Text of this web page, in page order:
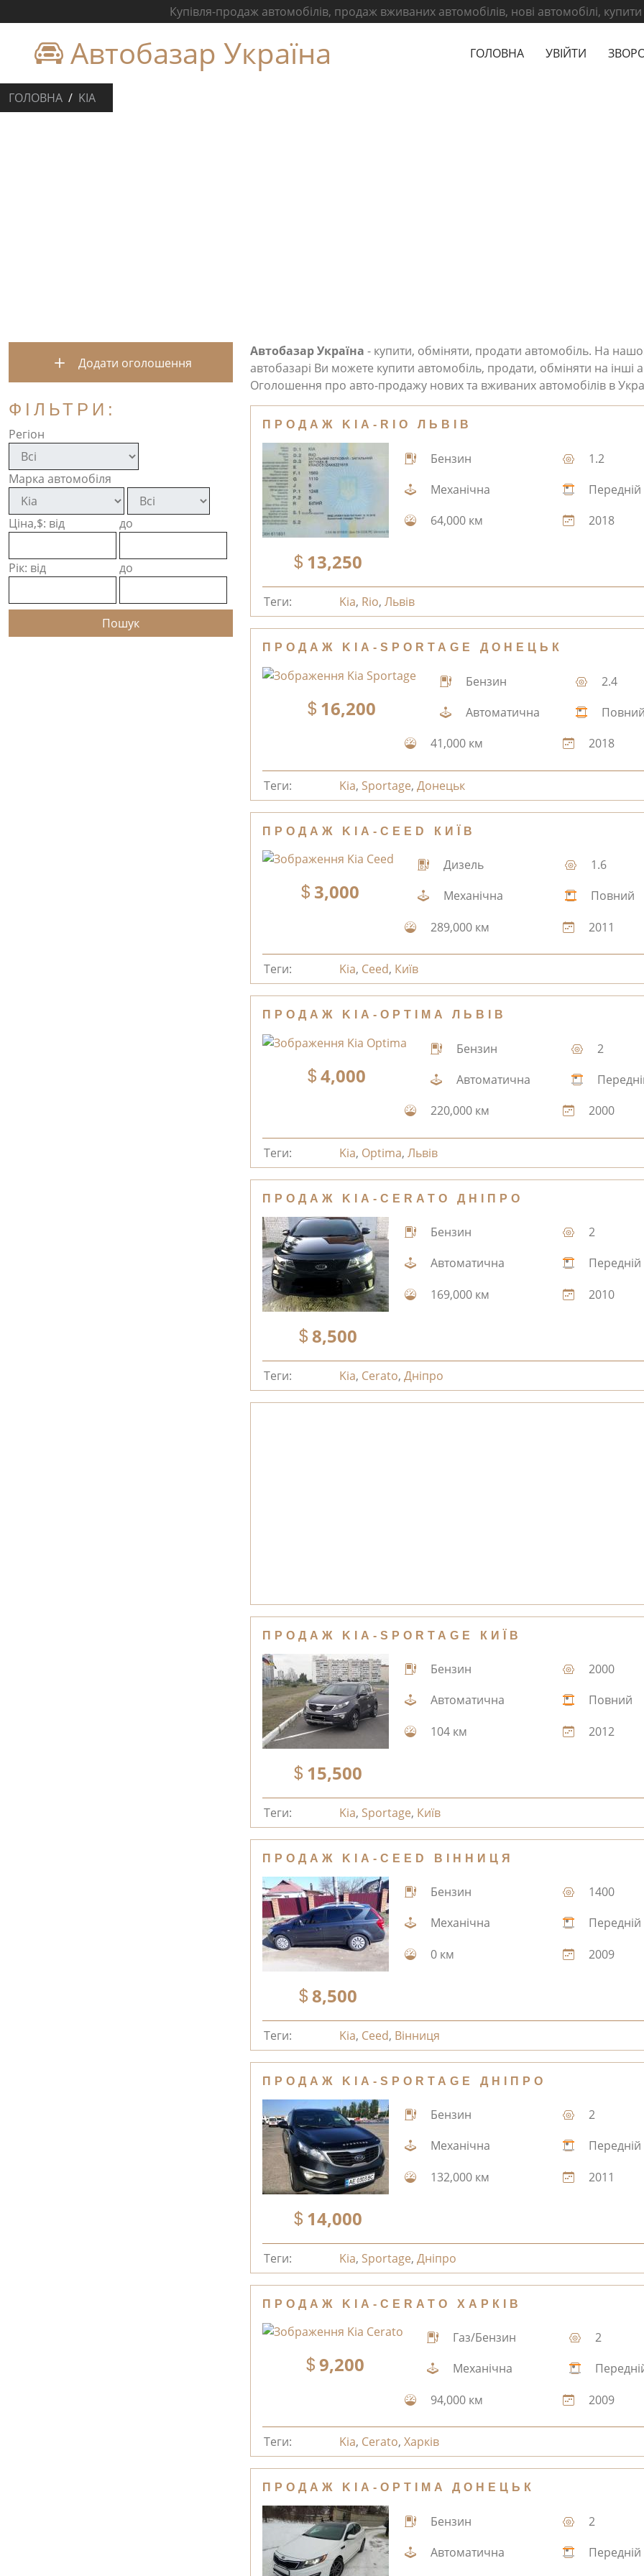
Купівля-продаж автомобілів, продаж вживаних автомобілів, нові автомобілі,
Автобазар Україна ГОЛОВНА УВІЙТИ
ГОЛОВНА KIA
Додати оголошення
ФІЛЬТРИ:
Регіон
Марка автомобіля
Ціна,$: від до
Рік: від до
Автобазар Україна - купити, обміняти, продати автомобіль. На
автобазарі Ви можете купити автомобіль, продати, обміняти на інші
Оголошення про авто-продажу нових та вживаних автомобілів в
ПРОДАЖ KIA-RIO ЛЬВІВ
13,250
Бензин
1.2
Механічна
Передній
64,000 км
2018
Теги: Kia, Rio,Львів
ПРОДАЖ KIA-SPORTAGE ДОНЕЦЬК
16,200
Бензин
2.4
Автоматична
Повний
41,000 км
2018
Теги: Kia, Sportage,Донецьк
ПРОДАЖ KIA-CEED КИЇВ
3,000
Дизель
1.6
Механічна
Повний
289,000 км
2011
Теги: Kia, Ceed, Київ
ПРОДАЖ KIA-OPTIMA ЛЬВІВ
4,000
Бензин
2
Автоматична
220,000 км
2000
Теги: Kia, Optima,Львів
ПРОДАЖ KIA-CERATO ДНІПРО
8,500
Бензин
2
Автоматична
Передній
169,000 км
2010
Теги: Kia, Cerato,Дніпро
ПРОДАЖ KIA-SPORTAGE КИЇВ
15,500
Бензин
2000
Автоматична
Повний
104 км
2012
Теги: Kia, Sportage, Київ
ПРОДАЖ KIA-CEED ВІННИЦЯ
8,500
Бензин
1400
Механічна
Передній
0 км
2009
Теги: Kia, Ceed, Вінниця
ПРОДАЖ KIA-SPORTAGE ДНІПРО
14,000
Бензин
2
Механічна
Передній
132,000 км
2011
Теги: Kia, Sportage,Дніпро
ПРОДАЖ KIA-CERATO ХАРКІВ
9,200
Газ/Бензин
2
Механічна
94,000 км
2009
Теги: Kia, Cerato,Харків
ПРОДАЖ KIA-OPTIMA ДОНЕЦЬК
Бензин
2
Автоматична
Передній